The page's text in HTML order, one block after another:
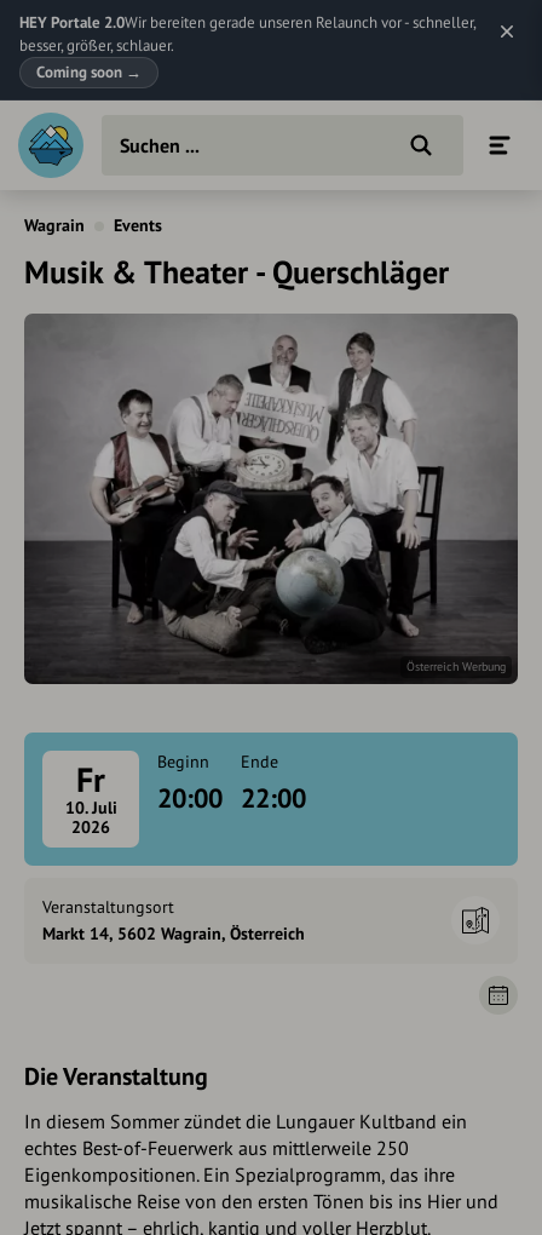
HEY Portale 2.0Wir bereiten gerade unseren Relaunch vor - schneller,
besser, größer, schlauer.
Coming soon →
Wagrain Events
Musik & Theater - Querschläger
Österreich Werbung
Fr
10. Juli
2026
Beginn
20:00
Ende
22:00
Veranstaltungsort
Markt 14, 5602 Wagrain, Österreich
Die Veranstaltung
In diesem Sommer zündet die Lungauer Kultband ein
echtes Best-of-Feuerwerk aus mittlerweile 250
Eigenkompositionen. Ein Spezialprogramm, das ihre
musikalische Reise von den ersten Tönen bis ins Hier und
Jetzt spannt – ehrlich, kantig und voller Herzblut.